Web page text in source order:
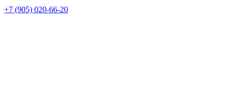
+7 (905) 020-66-20